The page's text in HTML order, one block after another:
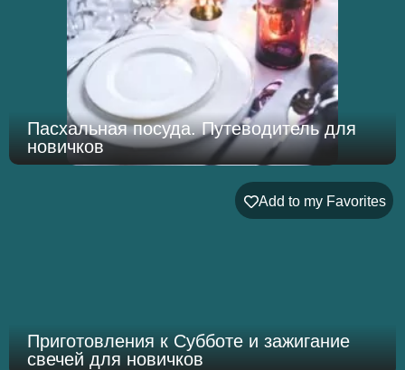
Пасхальная посуда. Путеводитель для
новичков
Add to my Favorites
Приготовления к Субботе и зажигание
свечей для новичков